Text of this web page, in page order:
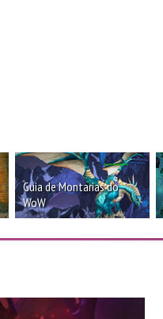
Guia de Montarias do
WoW